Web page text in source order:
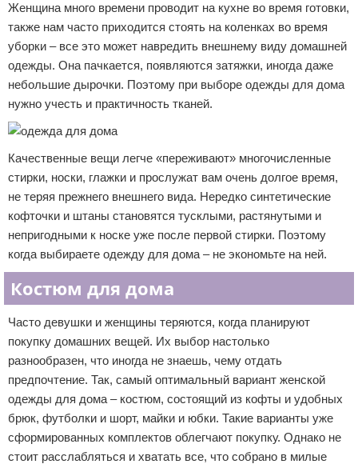
Женщина много времени проводит на кухне во время готовки,
также нам часто приходится стоять на коленках во время
уборки – все это может навредить внешнему виду домашней
одежды. Она пачкается, появляются затяжки, иногда даже
небольшие дырочки. Поэтому при выборе одежды для дома
нужно учесть и практичность тканей.
Качественные вещи легче «переживают» многочисленные
стирки, носки, глажки и прослужат вам очень долгое время,
не теряя прежнего внешнего вида. Нередко синтетические
кофточки и штаны становятся тусклыми, растянутыми и
непригодными к носке уже после первой стирки. Поэтому
когда выбираете одежду для дома – не экономьте на ней.
Костюм для дома
Часто девушки и женщины теряются, когда планируют
покупку домашних вещей. Их выбор настолько
разнообразен, что иногда не знаешь, чему отдать
предпочтение. Так, самый оптимальный вариант женской
одежды для дома – костюм, состоящий из кофты и удобных
брюк, футболки и шорт, майки и юбки. Такие варианты уже
сформированных комплектов облегчают покупку. Однако не
стоит расслабляться и хватать все, что собрано в милые